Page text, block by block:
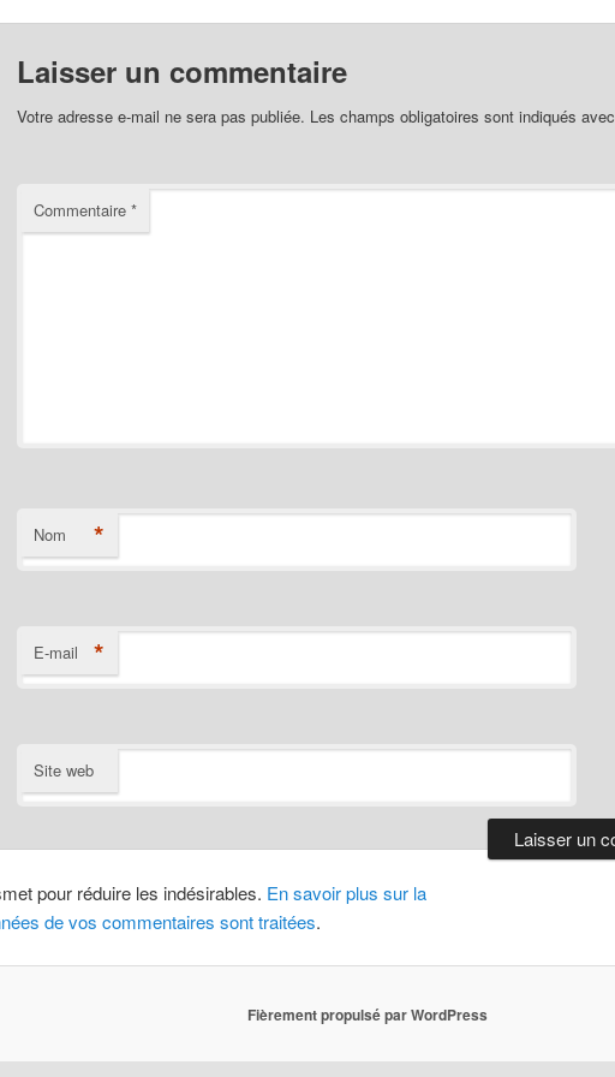
Laisser un commentaire
Votre adresse e-mail ne sera pas publiée. Les champs obligatoires sont indiqués avec
Commentaire *
Nom *
E-mail *
Site web
pour réduire les indésirables. En savoir plus sur la
de vos commentaires sont traitées.
Fièrement propulsé par WordPress